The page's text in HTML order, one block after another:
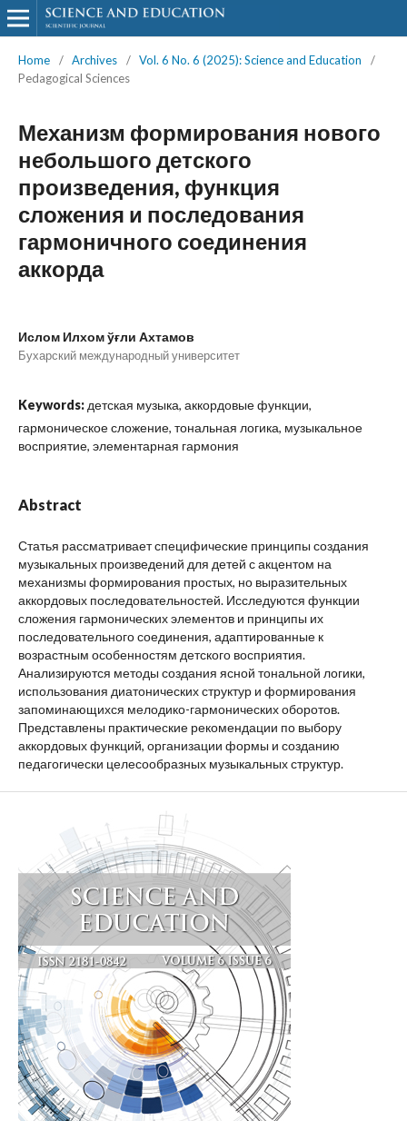
Home / Archives / Vol. 6 No. 6 (2025): Science and Education
/
Pedagogical Sciences
Механизм формирования нового
небольшого детского
произведения, функция
сложения и последования
гармоничного соединения
аккорда
Ислом Илхом ўғли Ахтамов
Бухарский международный университет
Keywords: детская музыка, аккордовые функции,
гармоническое сложение, тональная логика, музыкальное
восприятие, элементарная гармония
Abstract
Статья рассматривает специфические принципы создания
музыкальных произведений для детей с акцентом на
механизмы формирования простых, но выразительных
аккордовых последовательностей. Исследуются функции
сложения гармонических элементов и принципы их
последовательного соединения, адаптированные к
возрастным особенностям детского восприятия.
Анализируются методы создания ясной тональной логики,
использования диатонических структур и формирования
запоминающихся мелодико-гармонических оборотов.
Представлены практические рекомендации по выбору
аккордовых функций, организации формы и созданию
педагогически целесообразных музыкальных структур.